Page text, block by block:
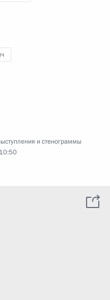
и стенограммы